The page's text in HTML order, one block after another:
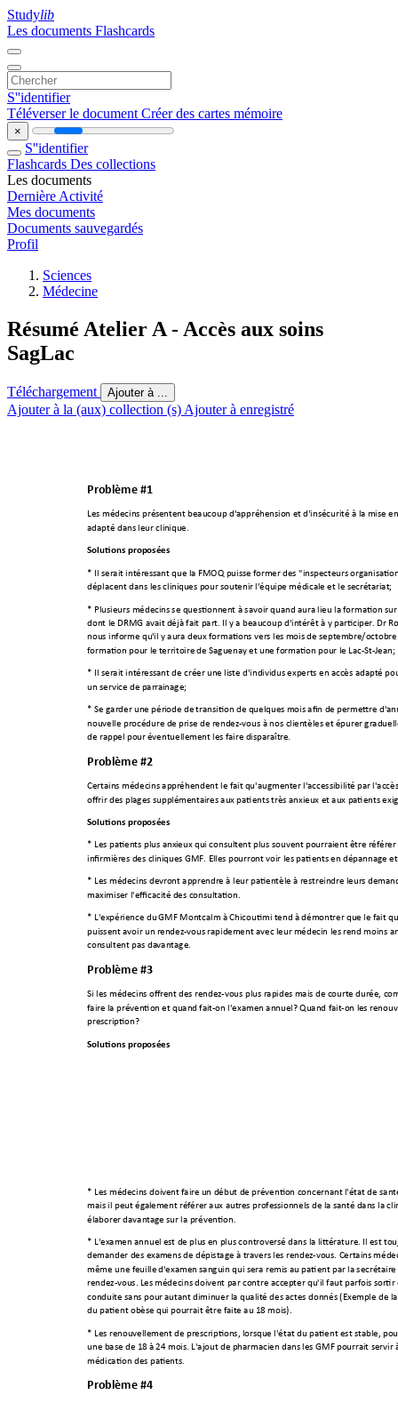
Studylib
Les documents Flashcards
S''identifier
Téléverser le document Créer des cartes mémoire
×
S''identifier
Flashcards Des collections
Les documents
Dernière Activité
Mes documents
Documents sauvegardés
Profil
Sciences
Médecine
Résumé Atelier A - Accès aux soins
SagLac
Téléchargement Ajouter à ...
Ajouter à la (aux) collection (s) Ajouter à enregistré
Problème #1
Les médecins présentent beaucoup d'appréhension et d'insécurité à la mise
adapté dans leur clinique.
Solutions proposées
* Il serait intéressant que la FMOQ puisse former des "inspecteurs organisa
déplacent dans les cliniques pour soutenir l'équipe médicale et le secrétariat;
* Plusieurs médecins se questionnent à savoir quand aura lieu la formation
dont le DRMG avait déjà fait part. Il y a beaucoup d'intérêt à y participer. Dr
nous informe qu'il y aura deux formations vers les mois de septembre/
formation pour l e territoire de Saguenay et une formation pour le Lac-St-Jean;
* Il serait intéressant de créer une liste d'individus experts en accès adapté
un service de parrainage;
* Se garder une période de transition de quelques mois afin de permettre d'
nouvelle procédure de prise de rendez-vous à nos clientèles et épurer
de rappel pour éventuellement les faire disparaître.
Problème #2
Certains médecins appréhendent le fait qu'augmenter l'accessibilité par
offrir des plages supplémentaires aux patients très anxieux et aux patients
Solutions proposées
* Les patients plus anxieux qui consultent plus souvent pourraient être référer
infirmières des cliniques GMF. Elles pourront voir les patients en dépannage
* Les médecins devront apprendre à leur patientèle à restreindre leurs de
maximiser l'efficacité des consultation.
* L'expérience du GMF Montcalm à Chicoutimi tend à démontrer que le fait
puissent avoir un rendez-vous rapidement avec leur médecin les rend moins
consultent pas davantage.
Problème #3
Si les médecins offrent des rendez-vous plus rapides mais de courte durée,
faire la prévention et quand fait-on l'examen annuel? Quand fait-on les
prescription?
Solutions proposées
* Les médecins doivent faire un début de prévention concernant l'état de
mais il peut également référer aux autres professionnels de la santé dans la
élaborer davantage sur la prévention.
* L'examen annuel est de plus en plus controversé dans la littérature. Il est
demander des examens de dépistage à travers l es rendez-vous. Certains
même une feuille d'examen sanguin qui sera remis au patient par la secrétaire
rendez-vous. Les médecins doivent par contre accepter qu'il faut parfois sortir
conduite sans pour autant diminuer la qualité des actes donnés (Exemple de
du patient obèse qui pourrait être faite au 18 mois).
* Les renouvellement de prescriptions, lorsque l'état du patient est stable,
une base de 18 à 24 mois. L'ajout de pharmacien dans les GMF pourrait servir
médication des patients.
Problème #4